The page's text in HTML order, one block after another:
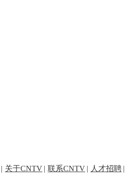
| 关于CNTV | 联系CNTV | 人才招聘 |